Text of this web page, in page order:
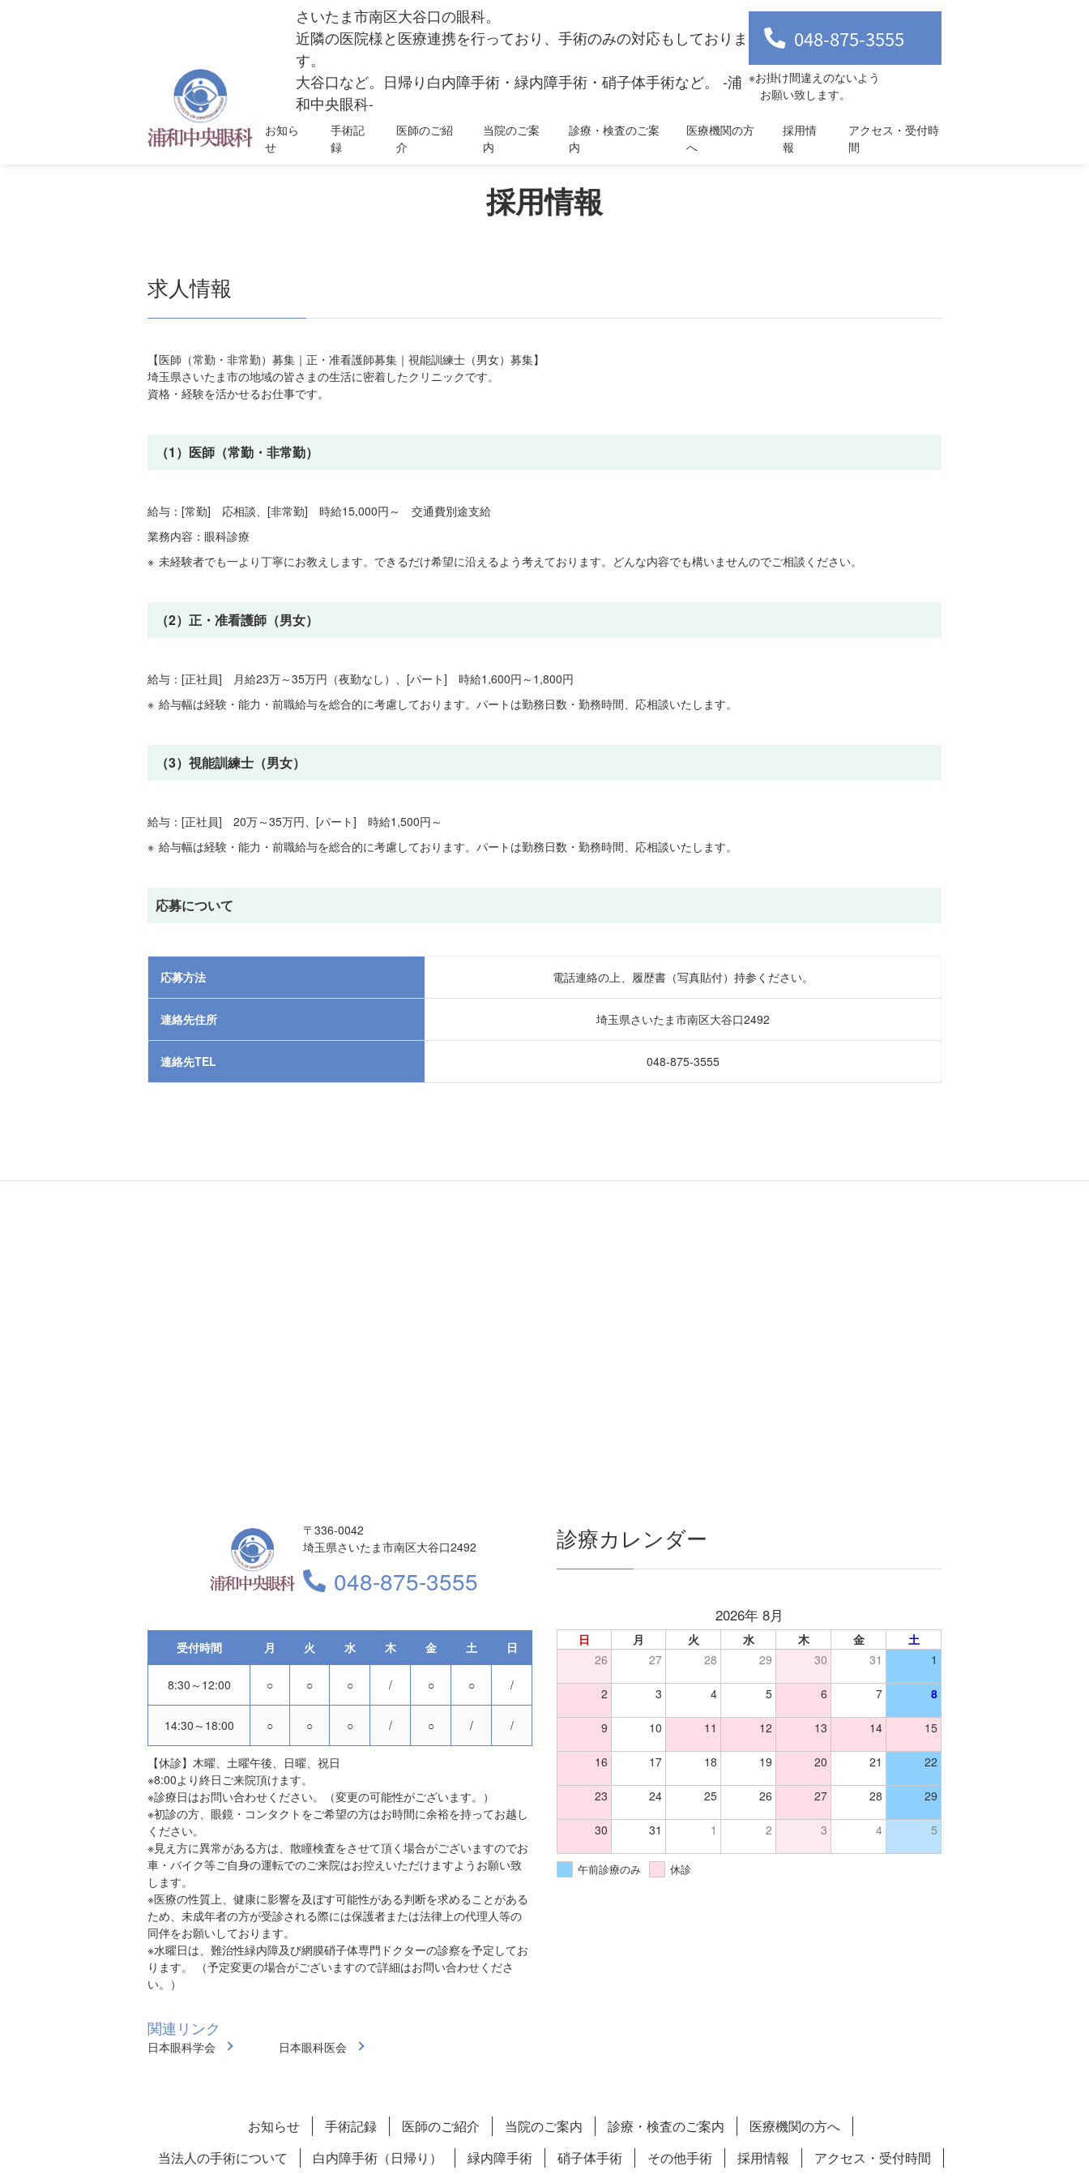
さいたま市南区大谷口の眼科。
近隣の医院様と医療連携を行っており、手術のみの対応もしておりま
す。
大谷口など。日帰り白内障手術・緑内障手術・硝子体手術など。 -浦
和中央眼科-
048-875-3555
※お掛け間違えのないよう
お願い致します。
お知ら
せ
手術記
録
医師のご紹
介
当院のご案
内
診療・検査のご案
内
医療機関の方
へ
採用情
報
アクセス・受付時
間
採用情報
求人情報
【医師（常勤・非常勤）募集｜正・准看護師募集｜視能訓練士（男女）募集】
埼玉県さいたま市の地域の皆さまの生活に密着したクリニックです。
資格・経験を活かせるお仕事です。
（1）医師（常勤・非常勤）
給与：[常勤] 応相談、[非常勤] 時給15,000円～ 交通費別途支給
業務内容：眼科診療
未経験者でも一より丁寧にお教えします。できるだけ希望に沿えるよう考えております。どんな内容でも構いませんのでご相談ください。
（2）正・准看護師（男女）
給与：[正社員] 月給23万～35万円（夜勤なし）、[パート] 時給1,600円～1,800円
給与幅は経験・能力・前職給与を総合的に考慮しております。パートは勤務日数・勤務時間、応相談いたします。
（3）視能訓練士（男女）
給与：[正社員] 20万～35万円、[パート] 時給1,500円～
給与幅は経験・能力・前職給与を総合的に考慮しております。パートは勤務日数・勤務時間、応相談いたします。
応募について
応募方法 電話連絡の上、履歴書（写真貼付）持参ください。
連絡先住所 埼玉県さいたま市南区大谷口2492
連絡先TEL 048-875-3555
〒336-0042
埼玉県さいたま市南区大谷口2492
048-875-3555
受付時間 月 火 水 木 金 土 日
8:30～12:00 ○ ○ ○ / ○ ○ /
14:30～18:00 ○ ○ ○ / ○ / /
【休診】木曜、土曜午後、日曜、祝日
※8:00より終日ご来院頂けます。
※診療日はお問い合わせください。（変更の可能性がございます。）
※初診の方、眼鏡・コンタクトをご希望の方はお時間に余裕を持ってお越し
ください。
※見え方に異常がある方は、散瞳検査をさせて頂く場合がございますのでお
車・バイク等ご自身の運転でのご来院はお控えいただけますようお願い致
します。
※医療の性質上、健康に影響を及ぼす可能性がある判断を求めることがある
ため、未成年者の方が受診される際には保護者または法律上の代理人等の
同伴をお願いしております。
※水曜日は、難治性緑内障及び網膜硝子体専門ドクターの診察を予定してお
ります。 （予定変更の場合がございますので詳細はお問い合わせくださ
い。）
関連リンク
日本眼科学会 日本眼科医会
診療カレンダー
2026年 8月
日 月 火 水 木 金
土
26
27 28 29 30 31 1
2 3 4 5 6 7 8
9 10 11 12 13 14 15
16 17 18 19 20 21 22
23 24 25 26 27 28 29
30 31 1 2 3 4 5
午前診療のみ 休診
お知らせ 手術記録 医師のご紹介 当院のご案内 診療・検査のご案内
医療機関の方へ
当法人の手術について
白内障手術（日帰り） 緑内障手術 硝子体手術 その他手術 採用情報 アクセス・受付時間